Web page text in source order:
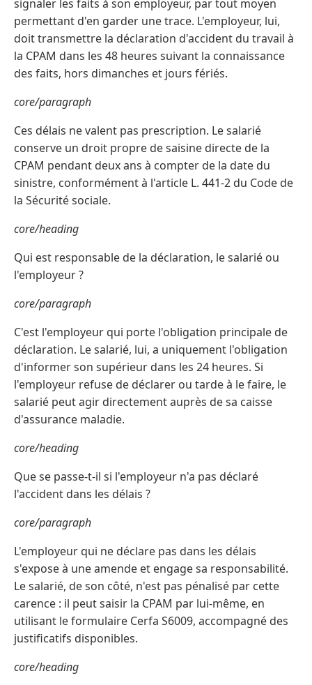
signaler les faits à son employeur, par tout moyen
permettant d'en garder une trace. L'employeur, lui,
doit transmettre la déclaration d'accident du travail à
la CPAM dans les 48 heures suivant la connaissance
des faits, hors dimanches et jours fériés.
core/paragraph
Ces délais ne valent pas prescription. Le salarié
conserve un droit propre de saisine directe de la
CPAM pendant deux ans à compter de la date du
sinistre, conformément à l'article L. 441-2 du Code de
la Sécurité sociale.
core/heading
Qui est responsable de la déclaration, le salarié ou
l'employeur ?
core/paragraph
C'est l'employeur qui porte l'obligation principale de
déclaration. Le salarié, lui, a uniquement l'obligation
d'informer son supérieur dans les 24 heures. Si
l'employeur refuse de déclarer ou tarde à le faire, le
salarié peut agir directement auprès de sa caisse
d'assurance maladie.
core/heading
Que se passe-t-il si l'employeur n'a pas déclaré
l'accident dans les délais ?
core/paragraph
L'employeur qui ne déclare pas dans les délais
s'expose à une amende et engage sa responsabilité.
Le salarié, de son côté, n'est pas pénalisé par cette
carence : il peut saisir la CPAM par lui-même, en
utilisant le formulaire Cerfa S6009, accompagné des
justificatifs disponibles.
core/heading